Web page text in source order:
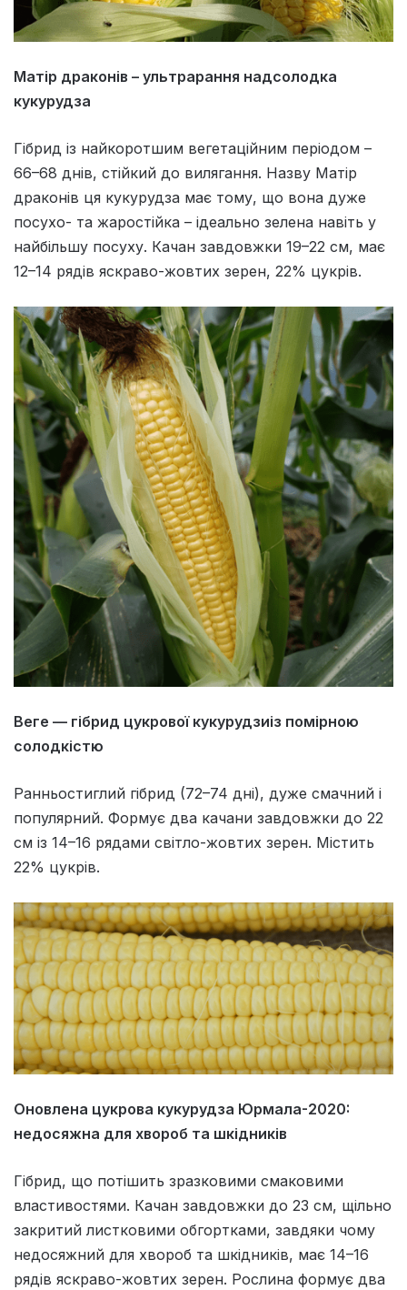
Матір драконів – ультрарання надсолодка
кукурудза
Гібрид із найкоротшим вегетаційним періодом –
66–68 днів, стійкий до вилягання. Назву Матір
драконів ця кукурудза має тому, що вона дуже
посухо- та жаростійка – ідеально зелена навіть у
найбільшу посуху. Качан завдовжки 19–22 см, має
12–14 рядів яскраво-жовтих зерен, 22% цукрів.
Веге — гібрид цукрової кукурудзиіз помірною
солодкістю
Ранньостиглий гібрид (72–74 дні), дуже смачний і
популярний. Формує два качани завдовжки до 22
см із 14–16 рядами світло-жовтих зерен. Містить
22% цукрів.
Оновлена цукрова кукурудза Юрмала-2020:
недосяжна для хвороб та шкідників
Гібрид, що потішить зразковими смаковими
властивостями. Качан завдовжки до 23 см, щільно
закритий листковими обгортками, завдяки чому
недосяжний для хвороб та шкідників, має 14–16
рядів яскраво-жовтих зерен. Рослина формує два